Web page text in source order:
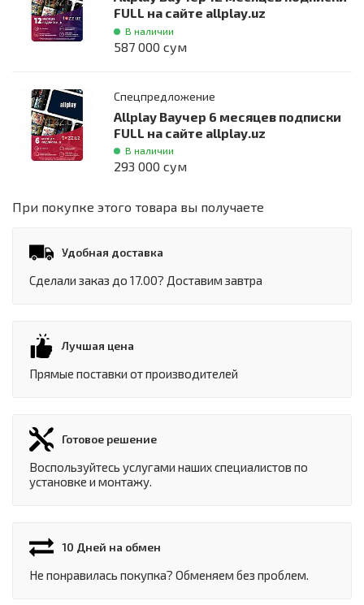
FULL на сайте allplay.uz
В наличии
587 000 сум
Спецпредложение
Allplay Ваучер 6 месяцев подписки
FULL на сайте allplay.uz
В наличии
293 000 сум
При покупке этого товара вы получаете
Удобная доставка
Сделали заказ до 17.00? Доставим завтра
Лучшая цена
Прямые поставки от производителей
Готовое решение
Воспользуйтесь услугами наших специалистов по
установке и монтажу.
10 Дней на обмен
Не понравилась покупка? Обменяем без проблем.